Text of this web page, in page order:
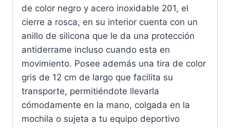
de color negro y acero inoxidable 201, el
cierre a rosca, en su interior cuenta con un
anillo de silicona que le da una protección
antiderrame incluso cuando esta en
movimiento. Posee además una tira de color
gris de 12 cm de largo que facilita su
transporte, permitiéndote llevarla
cómodamente en la mano, colgada en la
mochila o sujeta a tu equipo deportivo